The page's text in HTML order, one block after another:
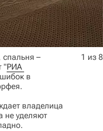
спальня –
"РИА
в
владелица
не уделяют
1 из 8